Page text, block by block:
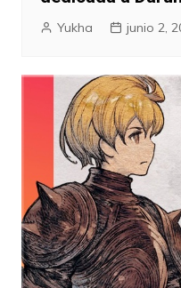
Yukha junio 2,